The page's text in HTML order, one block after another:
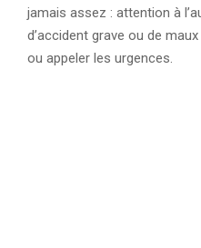
jamais assez : attention à
d’accident grave ou de
ou appeler les urgences.